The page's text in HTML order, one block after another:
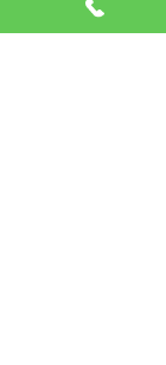
месте при